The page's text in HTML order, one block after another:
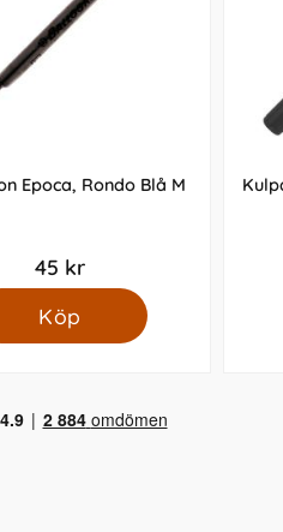
Epoca, Rondo Blå M
45 kr
Köp